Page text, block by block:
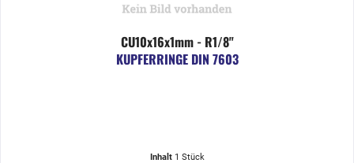
CU10x16x1mm - R1/8"
KUPFERRINGE DIN 7603
Inhalt 1 Stück